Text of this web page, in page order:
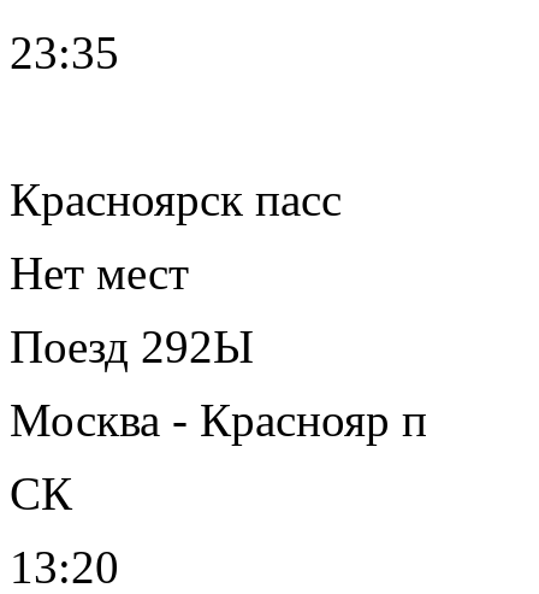
23:35
Красноярск пасс
Нет мест
Поезд 292Ы
Москва - Краснояр п
СК
13:20